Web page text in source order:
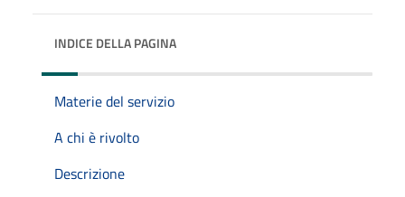
INDICE DELLA PAGINA
Materie del servizio
A chi è rivolto
Descrizione